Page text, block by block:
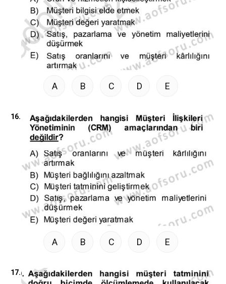
A B C D E
16.
A B C D E
17.